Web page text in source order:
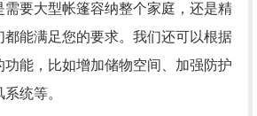
需要大型帐篷容纳整个家庭，还是精
都能满足您的要求。我们还可以根据
能，比如增加储物空间、加强防护
统等。